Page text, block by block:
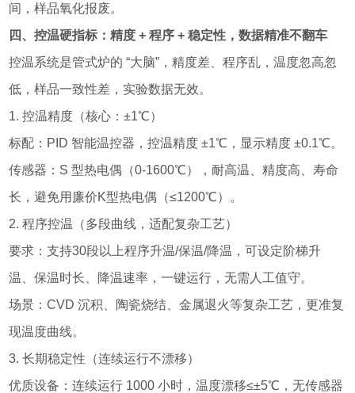
间，样品氧化报废。
四、控温硬指标：精度 + 程序 + 稳定性，数据精准不翻车
控温系统是管式炉的 “大脑”，精度差、程序乱，温度忽高忽
低，样品一致性差，实验数据无效。
1. 控温精度（核心：±1℃）
标配：PID 智能温控器，控温精度 ±1℃，显示精度 ±0.1℃。
传感器：S 型热电偶（0-1600℃），耐高温、精度高、寿命
长，避免用廉价K型热电偶（≤1200℃）。
2. 程序控温（多段曲线，适配复杂工艺）
要求：支持30段以上程序升温/保温/降温，可设定阶梯升
温、保温时长、降温速率，一键运行，无需人工值守。
场景：CVD 沉积、陶瓷烧结、金属退火等复杂工艺，更准复
现温度曲线。
3. 长期稳定性（连续运行不漂移）
优质设备：连续运行 1000 小时，温度漂移≤±5℃，无传感器